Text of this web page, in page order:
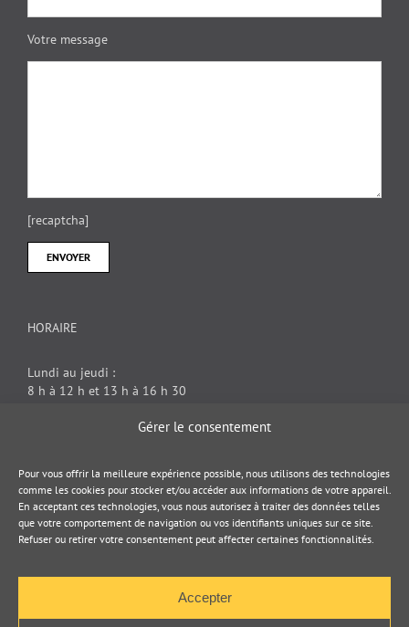
Gérer le consentement
Pour vous offrir la meilleure expérience possible, nous utilisons des technologies
comme les cookies pour stocker et/ou accéder aux informations de votre appareil.
En acceptant ces technologies, vous nous autorisez à traiter des données telles
que votre comportement de navigation ou vos identifiants uniques sur ce site.
Refuser ou retirer votre consentement peut affecter certaines fonctionnalités.
Accepter
Votre message
[recaptcha]
HORAIRE
Lundi au jeudi :
8 h à 12 h et 13 h à 16 h 30
DOCUMENT JURIDIQUE
Politique de cookies